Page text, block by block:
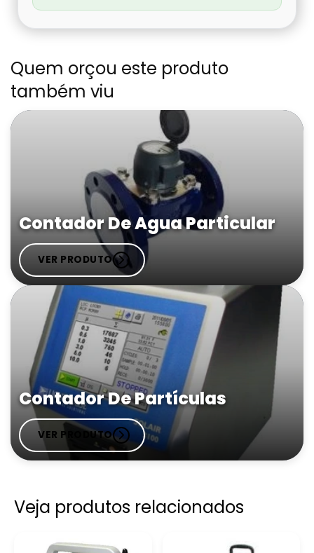
Quem orçou este produto
também viu
Contador De Agua Particular
VER PRODUTO
Contador De Partículas
VER PRODUTO
Veja produtos relacionados